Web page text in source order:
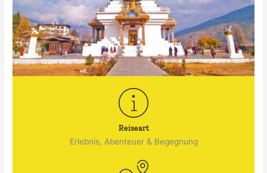
Reiseart
Erlebnis, Abenteuer & Begegnung